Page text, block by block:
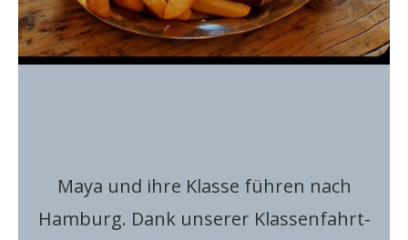
Maya und ihre Klasse führen nach
Hamburg. Dank unserer Klassenfahrt-